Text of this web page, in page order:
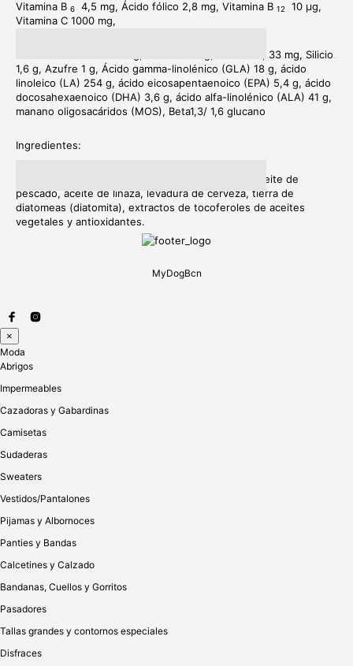
Vitamina B 6 4,5 mg, Ácido fólico 2,8 mg, Vitamina B 12
10 µg,
Vitamina C 1000 mg,
Cloruro de colina 450 mg, Zinc 1667 mg, Selenio 3, 33 mg, Silicio
1,6 g, Azufre 1 g, Ácido gamma-linolénico (GLA) 18 g, ácido
linoleico (LA) 254 g, ácido eicosapentaenoico (EPA) 5,4 g, ácido
docosahexaenoico (DHA) 3,6 g, ácido alfa-linolénico (ALA) 41 g,
manano oligosacáridos (MOS), Beta1,3/ 1,6 glucano
Ingredientes:
Aceite de borraja, levadura de cerveza, lecitina, aceite de
pescado, aceite de linaza, levadura de cerveza, tierra de
diatomeas (diatomita), extractos de tocoferoles de aceites
vegetales y antioxidantes.
MyDogBcn
×
Moda
Abrigos
Impermeables
Cazadoras y Gabardinas
Camisetas
Sudaderas
Sweaters
Vestidos/Pantalones
Pijamas y Albornoces
Panties y Bandas
Calcetines y Calzado
Bandanas, Cuellos y Gorritos
Pasadores
Tallas grandes y contornos especiales
Disfraces